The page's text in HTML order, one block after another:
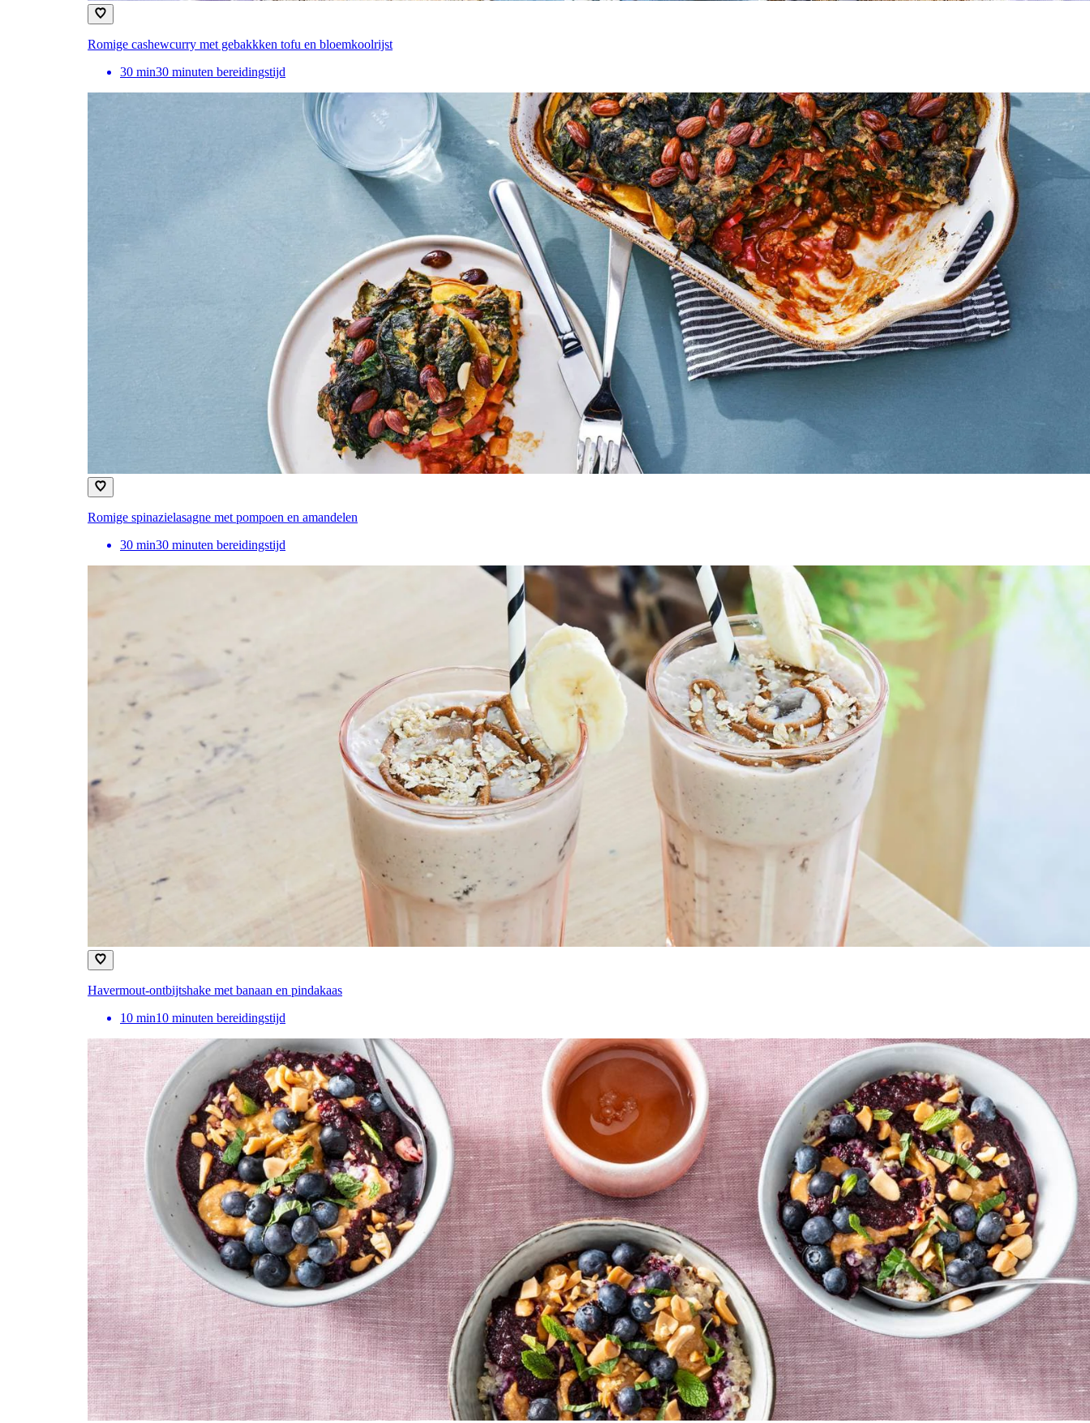
Romige cashewcurry met gebakkken tofu en bloemkoolrijst
30 min30 minuten bereidingstijd
Romige spinazielasagne met pompoen en amandelen
30 min30 minuten bereidingstijd
Havermout-ontbijtshake met banaan en pindakaas
10 min10 minuten bereidingstijd